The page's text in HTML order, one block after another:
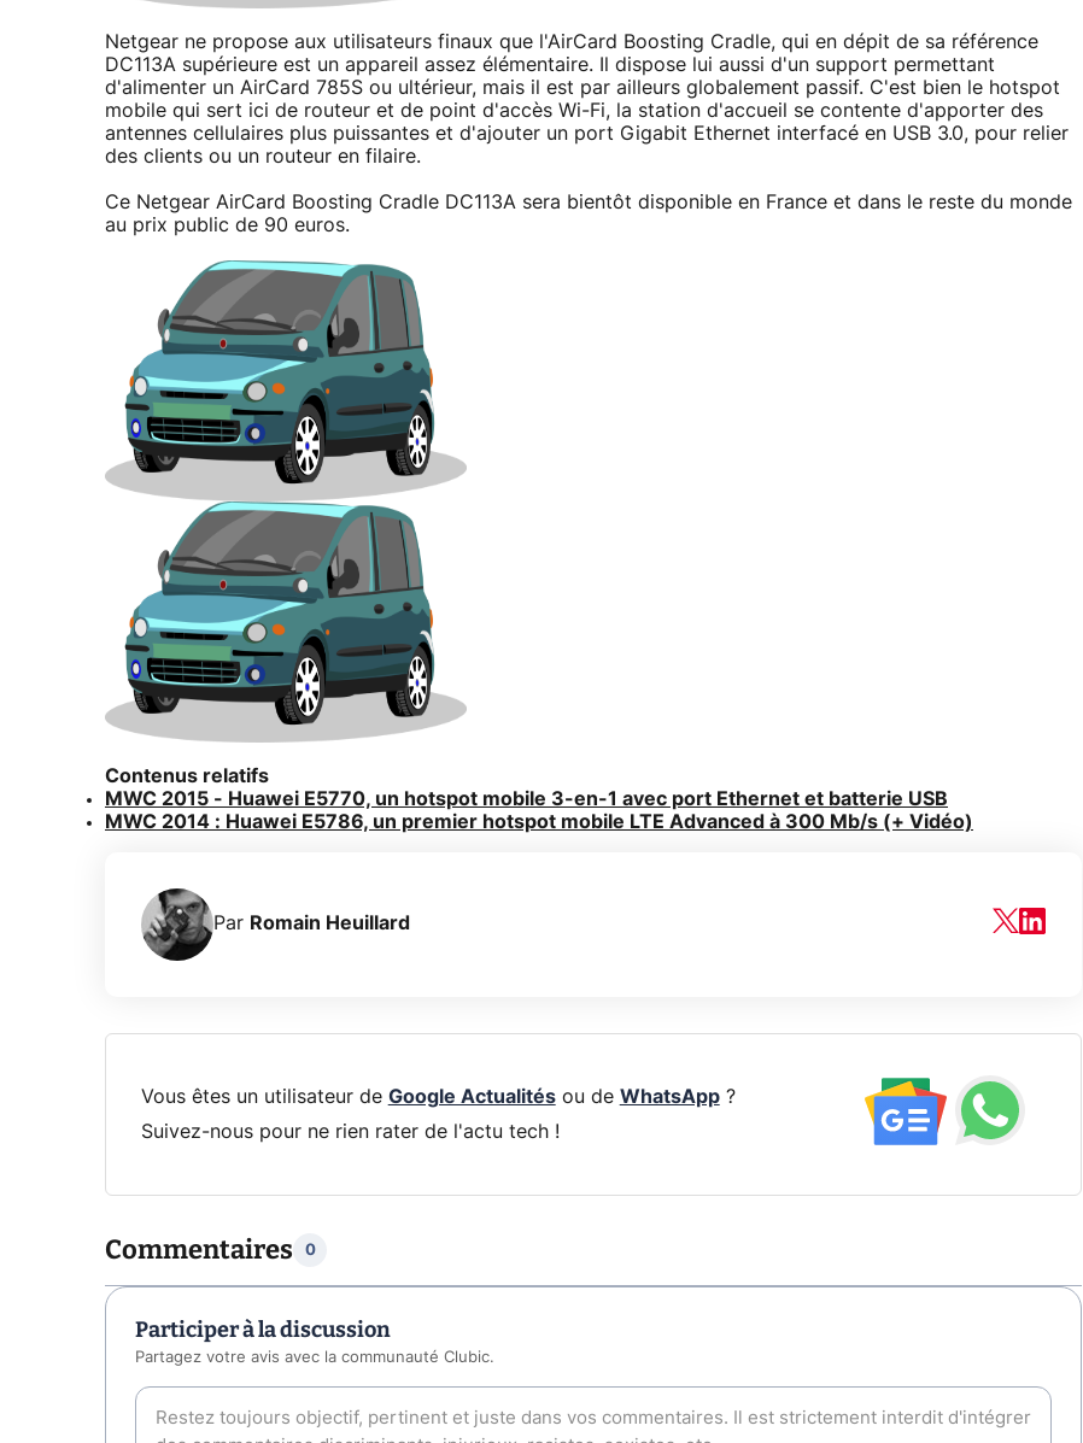
Netgear ne propose aux utilisateurs finaux que l'AirCard Boosting Cradle, qui en dépit de sa référence
DC113A supérieure est un appareil assez élémentaire. Il dispose lui aussi d'un support permettant
d'alimenter un AirCard 785S ou ultérieur, mais il est par ailleurs globalement passif. C'est bien le hotspot
mobile qui sert ici de routeur et de point d'accès Wi-Fi, la station d'accueil se contente d'apporter des
antennes cellulaires plus puissantes et d'ajouter un port Gigabit Ethernet interfacé en USB 3.0, pour relier
des clients ou un routeur en filaire.
Ce Netgear AirCard Boosting Cradle DC113A sera bientôt disponible en France et dans le reste du monde
au prix public de 90 euros.
Contenus relatifs
MWC 2015 - Huawei E5770, un hotspot mobile 3-en-1 avec port Ethernet et batterie USB
MWC 2014 : Huawei E5786, un premier hotspot mobile LTE Advanced à 300 Mb/s (+ Vidéo)
Par Romain Heuillard
Vous êtes un utilisateur de Google Actualitésou de WhatsApp?
Suivez-nous pour ne rien rater de l'actu tech !
Commentaires 0
Participer à la discussion
Partagez votre avis avec la communauté Clubic.